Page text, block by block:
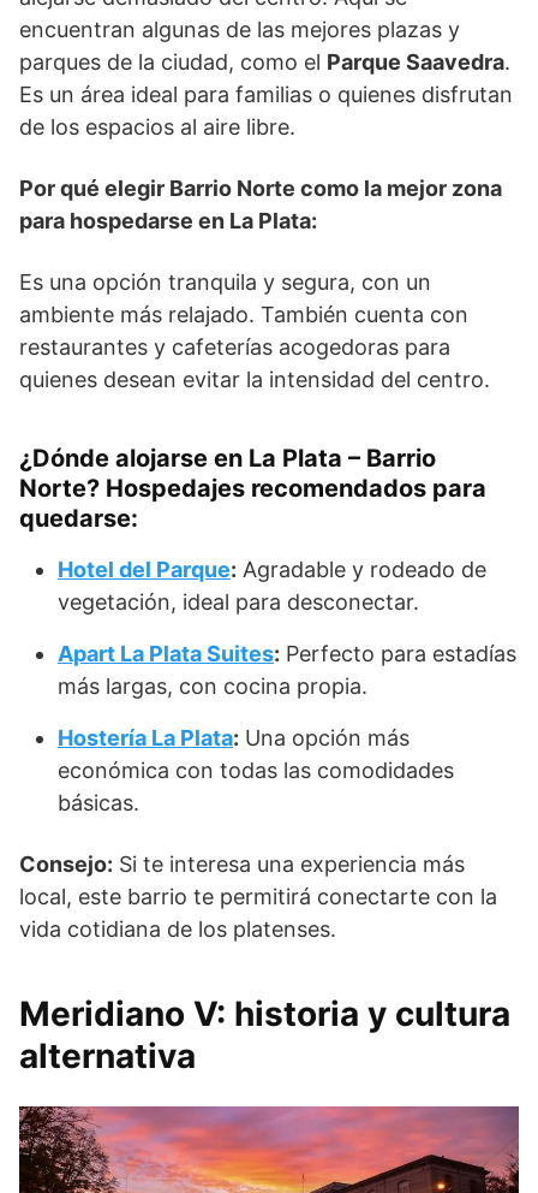
encuentran algunas de las mejores plazas y
parques de la ciudad, como el Parque Saavedra.
Es un área ideal para familias o quienes disfrutan
de los espacios al aire libre.
Por qué elegir Barrio Norte como la mejor zona
para hospedarse en La Plata:
Es una opción tranquila y segura, con un
ambiente más relajado. También cuenta con
restaurantes y cafeterías acogedoras para
quienes desean evitar la intensidad del centro.
¿Dónde alojarse en La Plata – Barrio
Norte? Hospedajes recomendados para
quedarse:
Hotel del Parque: Agradable y rodeado de
vegetación, ideal para desconectar.
Apart La Plata Suites: Perfecto para estadías
más largas, con cocina propia.
Hostería La Plata: Una opción más
económica con todas las comodidades
básicas.
Consejo: Si te interesa una experiencia más
local, este barrio te permitirá conectarte con la
vida cotidiana de los platenses.
Meridiano V: historia y cultura
alternativa